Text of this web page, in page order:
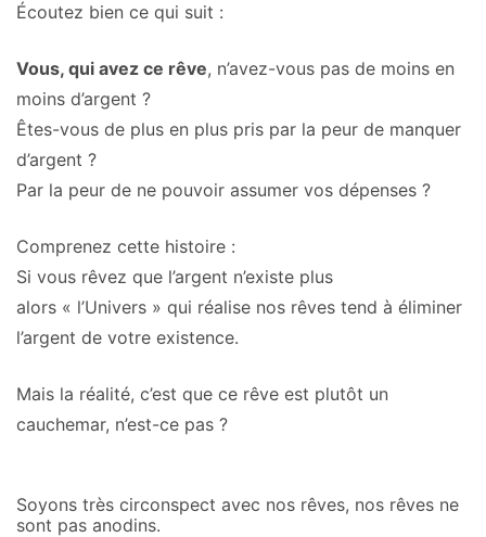
Écoutez bien ce qui suit :
Vous, qui avez ce rêve, n’avez-vous pas de moins en
moins d’argent ?
Êtes-vous de plus en plus pris par la peur de manquer
d’argent ?
Par la peur de ne pouvoir assumer vos dépenses ?
Comprenez cette histoire :
Si vous rêvez que l’argent n’existe plus
alors « l’Univers » qui réalise nos rêves tend à éliminer
l’argent de votre existence.
Mais la réalité, c’est que ce rêve est plutôt un
cauchemar, n’est-ce pas ?
Soyons très circonspect avec nos rêves, nos rêves ne
sont pas anodins.